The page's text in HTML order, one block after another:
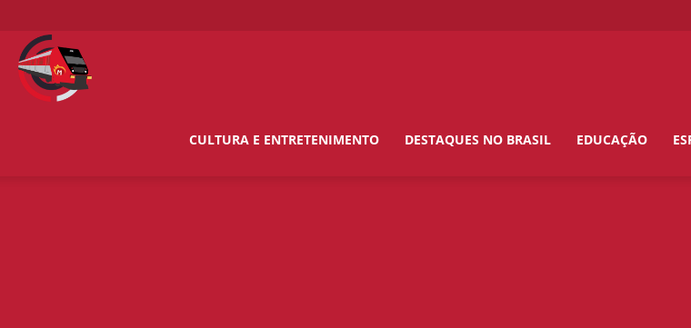
CULTURA E ENTRETENIMENTO DESTAQUES NO BRASIL EDUCAÇÃO